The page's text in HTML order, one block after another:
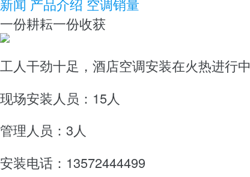
新闻 产品介绍 空调销量
一份耕耘一份收获
工人干劲十足，酒店空调安装在火热进行中
现场安装人员：15人
管理人员：3人
安装电话：13572444499